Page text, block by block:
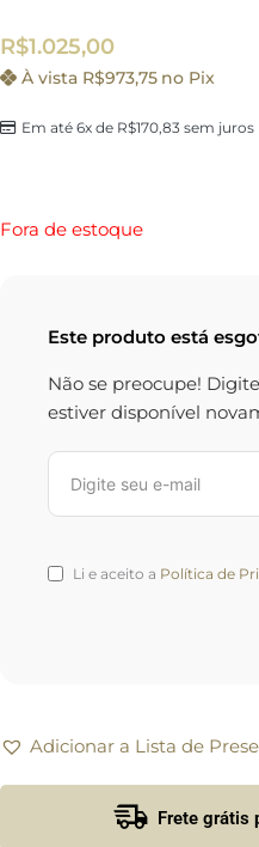
R$1.025,00
Em até 6x de R$170,83sem juros
À vista R$973,75 no Pix
Fora de estoque
Este produto está
Não se preocupe!
estiver disponível
Li e aceito a Política de
Adicionar a Lista de
Frete grátis